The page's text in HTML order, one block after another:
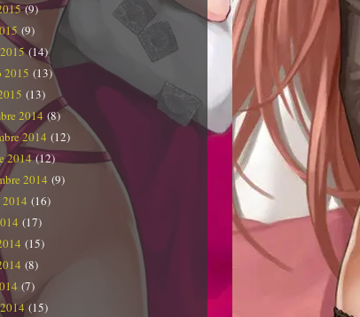
(9)
(9)
(14)
2015 (13)
(13)
2014 (8)
2014 (12)
2014(12)
2014 (9)
2014 (16)
(17)
(15)
(8)
(7)
(15)